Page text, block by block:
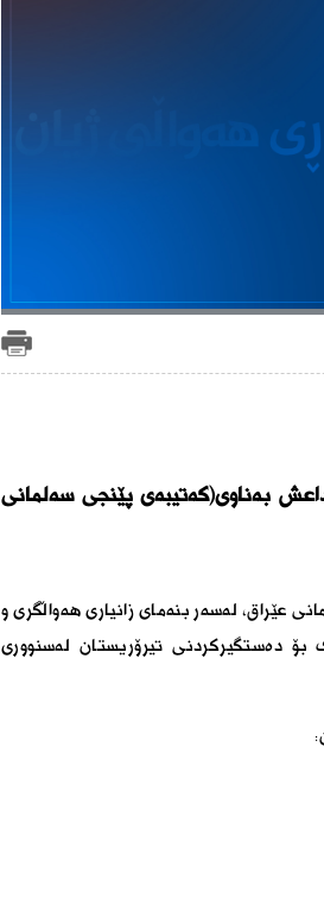
بەناوی(کەتیبەی پێنجی سەلمانی
لەسەر بنەمای زانیاری هەواڵگری و
٩ توانییان، چەند ئۆپراسیۆنیک بۆ دەستگیرکردنی تیرۆریستان لەسنووری